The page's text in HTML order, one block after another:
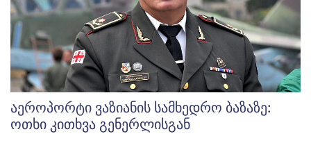
აეროპორტი ვაზიანის სამხედრო ბაზაზე:
ოთხი კითხვა გენერლისგან